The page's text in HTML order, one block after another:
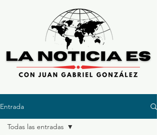
Entrada
Todas las entradas